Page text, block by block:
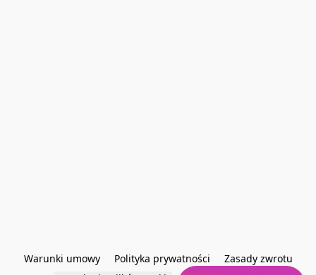
Warunki umowy Polityka prywatności
Zasady zwrotu